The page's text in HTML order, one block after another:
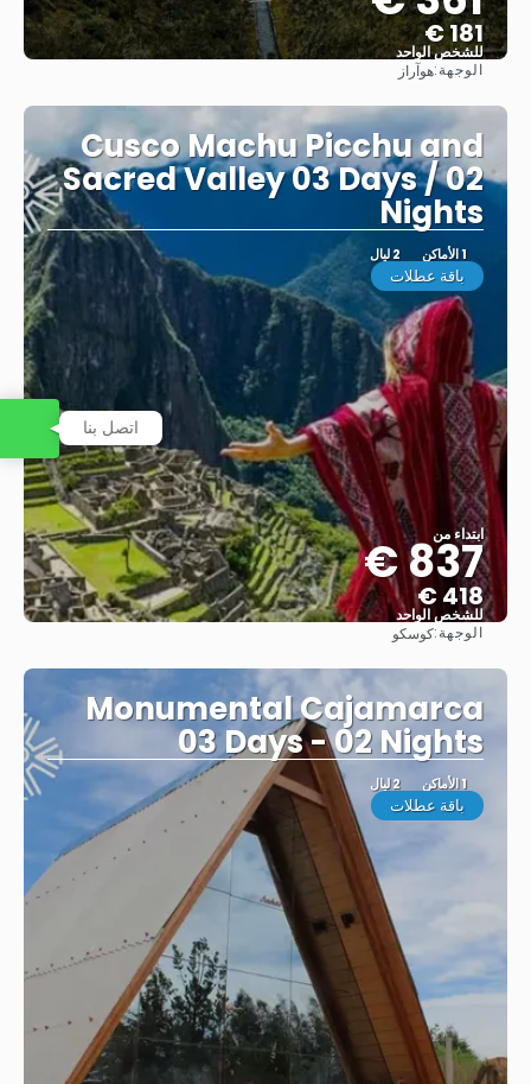
181 €
للشخص الواحد
الوجهة:هوآراز
Cusco Machu Picchu and
Sacred Valley 03 Days / 02
Nights
1 الأماكن 2 ليال
باقة عطلات
ابتداء من
837 €
418 €
للشخص الواحد
الوجهة:كوسكو
Monumental Cajamarca
03 Days - 02 Nights
1 الأماكن 2 ليال
باقة عطلات
اتصل بنا